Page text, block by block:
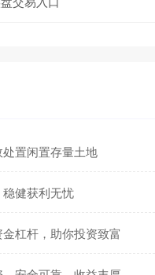
置闲置存量土地
健获利无忧
杠杆，助你投资致富